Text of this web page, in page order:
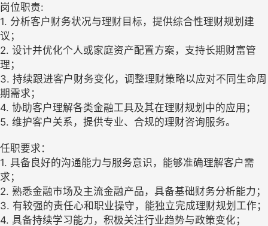
岗位职责:
1. 分析客户财务状况与理财目标，提供综合性理财规划建
议；
2. 设计并优化个人或家庭资产配置方案，支持长期财富管
理；
3. 持续跟进客户财务变化，调整理财策略以应对不同生命周
期需求；
4. 协助客户理解各类金融工具及其在理财规划中的应用；
5. 维护客户关系，提供专业、合规的理财咨询服务。
任职要求：
1. 具备良好的沟通能力与服务意识，能够准确理解客户需
求；
2. 熟悉金融市场及主流金融产品，具备基础财务分析能力；
3. 有较强的责任心和职业操守，能独立完成理财规划工作；
4. 具备持续学习能力，积极关注行业趋势与政策变化；